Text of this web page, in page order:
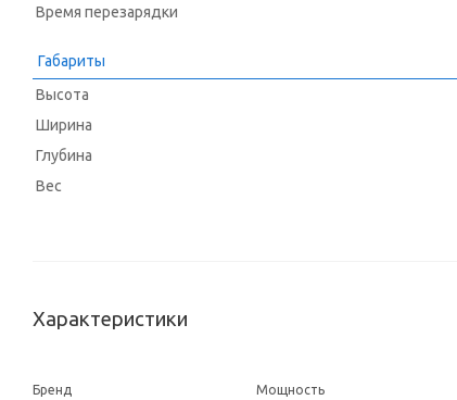
Время перезарядки
Габариты
Высота
Ширина
Глубина
Вес
Характеристики
Бренд Мощность